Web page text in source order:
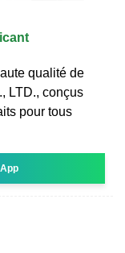
qualité de
LTD., conçus
pour tous